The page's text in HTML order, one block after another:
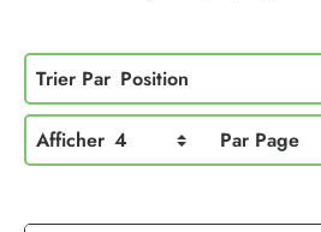
Trier Par Position
Afficher 4 Par Page